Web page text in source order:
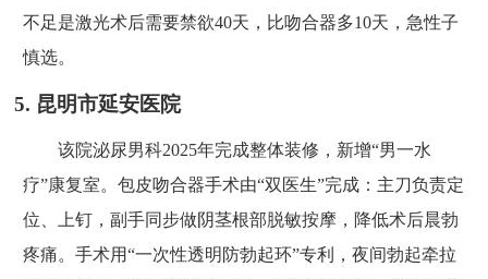
不足是激光术后需要禁欲40天，比吻合器多10天，急性子
慎选。
5. 昆明市延安医院
该院泌尿男科2025年完成整体装修，新增“男一水
疗”康复室。包皮吻合器手术由“双医生”完成：主刀负责定
位、上钉，副手同步做阴茎根部脱敏按摩，降低术后晨勃
疼痛。手术用“一次性透明防勃起环”专利，夜间勃起牵拉